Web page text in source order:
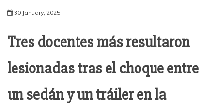
30 January, 2025
Tres docentes más resultaron
lesionadas tras el choque entre
un sedán y un tráiler en la